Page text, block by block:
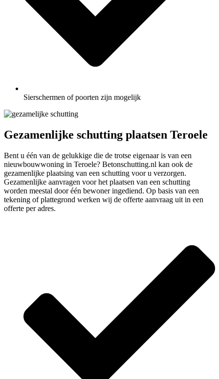
Sierschermen of poorten zijn mogelijk
Gezamenlijke schutting plaatsen Teroele
Bent u één van de gelukkige die de trotse eigenaar is van een
nieuwbouwwoning in Teroele? Betonschutting.nl kan ook de
gezamenlijke plaatsing van een schutting voor u verzorgen.
Gezamenlijke aanvragen voor het plaatsen van een schutting
worden meestal door één bewoner ingediend. Op basis van een
tekening of plattegrond werken wij de offerte aanvraag uit in een
offerte per adres.